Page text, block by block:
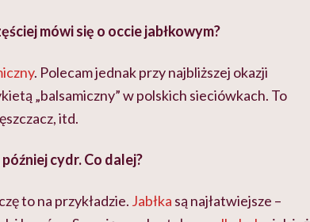
mówi się o occie jabłkowym?
. Polecam jednak przy najbliższej okazji
„balsamiczny” w polskich sieciówkach. To
itd.
cydr. Co dalej?
to na przykładzie. Jabłka są najłatwiejsze –